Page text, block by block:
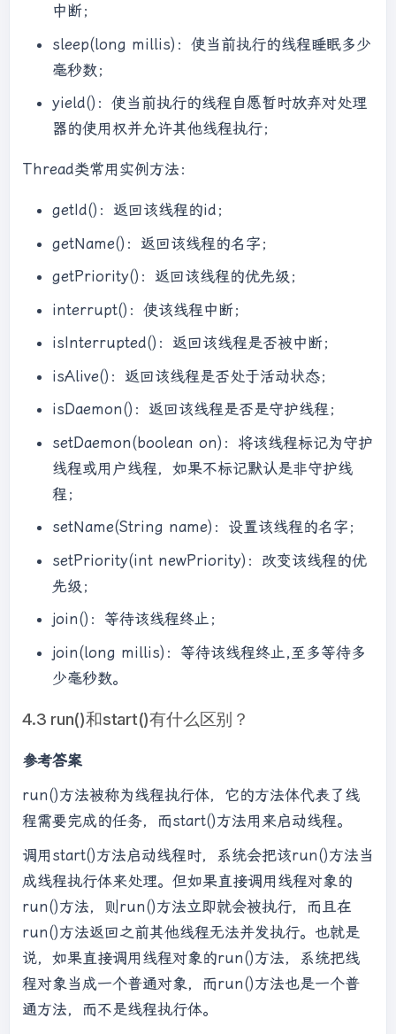
中断；
sleep(long millis)：使当前执行的线程睡眠多少
毫秒数；
yield()：使当前执行的线程自愿暂时放弃对处理
器的使用权并允许其他线程执行；
Thread类常用实例方法：
getId()：返回该线程的id；
getName()：返回该线程的名字；
getPriority()：返回该线程的优先级；
interrupt()：使该线程中断；
isInterrupted()：返回该线程是否被中断；
isAlive()：返回该线程是否处于活动状态；
isDaemon()：返回该线程是否是守护线程；
setDaemon(boolean on)：将该线程标记为守护
线程或用户线程，如果不标记默认是非守护线
程；
setName(String name)：设置该线程的名字；
setPriority(int newPriority)：改变该线程的优
先级；
join()：等待该线程终止；
join(long millis)：等待该线程终止,至多等待多
少毫秒数。
4.3 run()和start()有什么区别？
参考答案
run()方法被称为线程执行体，它的方法体代表了线
程需要完成的任务，而start()方法用来启动线程。
调用start()方法启动线程时，系统会把该run()方法当
成线程执行体来处理。但如果直接调用线程对象的
run()方法，则run()方法立即就会被执行，而且在
run()方法返回之前其他线程无法并发执行。也就是
说，如果直接调用线程对象的run()方法，系统把线
程对象当成一个普通对象，而run()方法也是一个普
通方法，而不是线程执行体。